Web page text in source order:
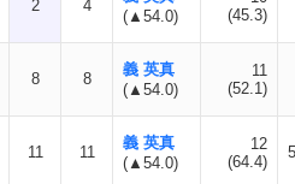
2 4
(▲54.0)
(45.3)
8 8
義 英真
(▲54.0)
11
(52.1)
11 11
義 英真
(▲54.0)
12
(64.4)